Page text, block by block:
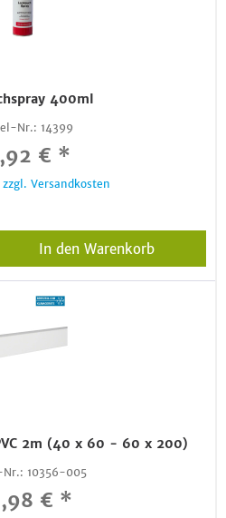
400ml
Nr.: 14399
€ *
zzgl. Versandkosten
In den Warenkorb
2m (40 x 60 - 60 x 200)
10356-005
€ *